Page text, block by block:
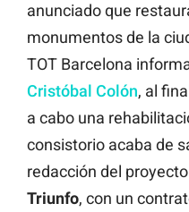
anunciado que
monumentos de la
TOT Barcelona
Cristóbal Colón, al
a cabo una
consistorio acaba de
redacción del
Triunfo, con un